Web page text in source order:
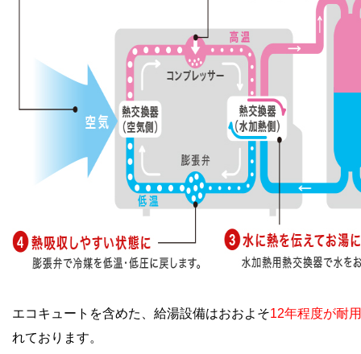
エコキュートを含めた、給湯設備はおおよそ12年程度が耐
れております。